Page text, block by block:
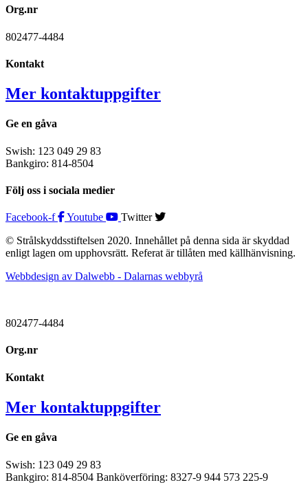
Org.nr
802477-4484
Kontakt
Mer kontaktuppgifter
Ge en gåva
Swish: 123 049 29 83
Bankgiro: 814-8504
Följ oss i sociala medier
Facebook-f Youtube
Twitter
© Strålskyddsstiftelsen 2020. Innehållet på denna sida är skyddad
enligt lagen om upphovsrätt. Referat är tillåten med källhänvisning.
Webbdesign av Dalwebb - Dalarnas webbyrå
802477-4484
Org.nr
Kontakt
Mer kontaktuppgifter
Ge en gåva
Swish: 123 049 29 83
Bankgiro: 814-8504 Banköverföring: 8327-9 944 573 225-9